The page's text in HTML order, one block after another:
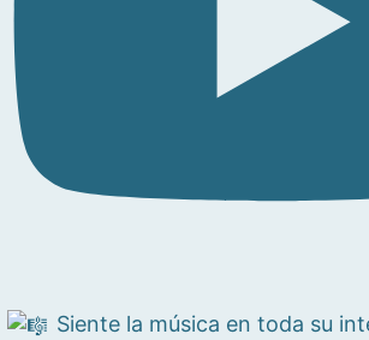
Siente la música en toda su